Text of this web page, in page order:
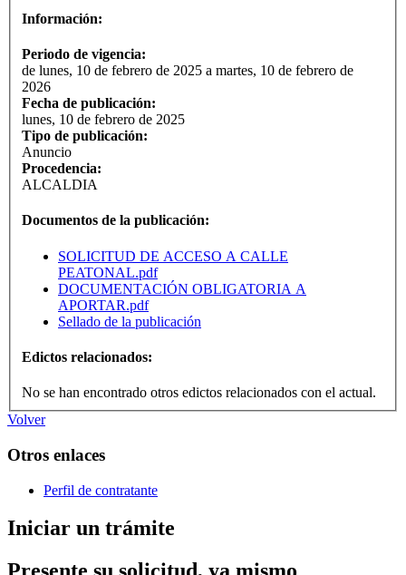
Información:
Periodo de vigencia:
de lunes, 10 de febrero de 2025 a martes, 10 de febrero de
2026
Fecha de publicación:
lunes, 10 de febrero de 2025
Tipo de publicación:
Anuncio
Procedencia:
ALCALDIA
Documentos de la publicación:
SOLICITUD DE ACCESO A CALLE
PEATONAL.pdf
DOCUMENTACIÓN OBLIGATORIA A
APORTAR.pdf
Sellado de la publicación
Edictos relacionados:
No se han encontrado otros edictos relacionados con el actual.
Volver
Otros enlaces
Perfil de contratante
Iniciar un trámite